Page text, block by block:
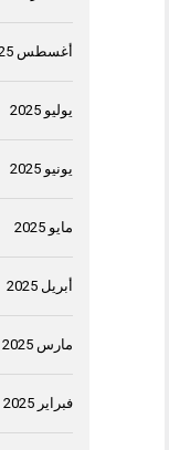
أغسطس 2025
يوليو 2025
يونيو 2025
مايو 2025
أبريل 2025
مارس 2025
فبراير 2025